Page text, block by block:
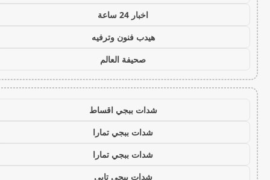
اخبار 24 ساعة
هيدب فنون وترفيه
صحيفة العالم
شدات ببجي اقساط
شدات ببجي تمارا
شدات ببجي تمارا
شدات ببجي تابي